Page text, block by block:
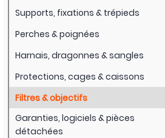
Supports, fixations & trépieds
Perches & poignées
Harnais, dragonnes & sangles
Protections, cages & caissons
Filtres & objectifs
Garanties, logiciels & pièces
détachées